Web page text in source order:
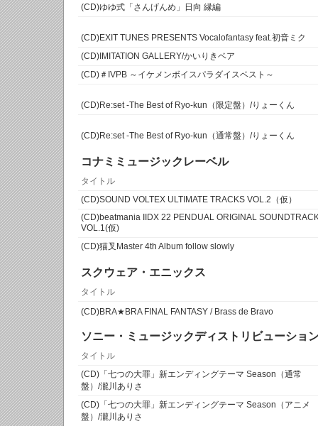
(CD)ゆゆ式「さんげんめ」日向 縁編
(CD)EXIT TUNES PRESENTS Vocalofantasy feat.初音ミク
(CD)IMITATION GALLERY/かいりきベア
(CD)＃IVPB ～イケメンボイスパラダイスベスト～
(CD)Re:set -The Best of Ryo-kun（限定盤）/りょーくん
(CD)Re:set -The Best of Ryo-kun（通常盤）/りょーくん
コナミミュージックレーベル
タイトル
(CD)SOUND VOLTEX ULTIMATE TRACKS VOL.2（仮）
(CD)beatmania IIDX 22 PENDUAL ORIGINAL
VOL.1(仮)
(CD)猫叉Master 4th Album follow slowly
スクウェア・エニックス
タイトル
(CD)BRA★BRA FINAL FANTASY / Brass de Bravo
ソニー・ミュージックディストリビューショ
タイトル
(CD)「七つの大罪」新エンディングテーマ Season（通常
盤）/瀧川ありさ
(CD)「七つの大罪」新エンディングテーマ Season（アニメ
盤）/瀧川ありさ